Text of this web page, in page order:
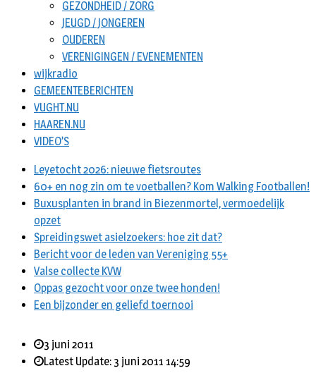
GEZONDHEID / ZORG
JEUGD / JONGEREN
OUDEREN
VERENIGINGEN / EVENEMENTEN
wijkradio
GEMEENTEBERICHTEN
VUGHT.NU
HAAREN.NU
VIDEO’S
Leyetocht 2026: nieuwe fietsroutes
60+ en nog zin om te voetballen? Kom Walking Footballen!
Buxusplanten in brand in Biezenmortel, vermoedelijk
opzet
Spreidingswet asielzoekers: hoe zit dat?
Bericht voor de leden van Vereniging 55+
Valse collecte KVW
Oppas gezocht voor onze twee honden!
Een bijzonder en geliefd toernooi
3 juni 2011
Latest Update: 3 juni 2011 14:59